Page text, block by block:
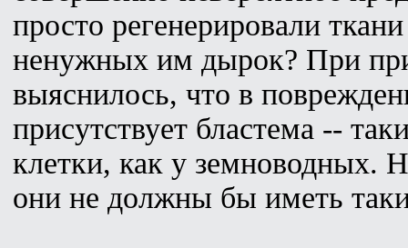
просто регенерировали
ненужных им дырок? При
выяснилось, что в
присутствует бластема --
клетки, как у
они не должны бы иметь